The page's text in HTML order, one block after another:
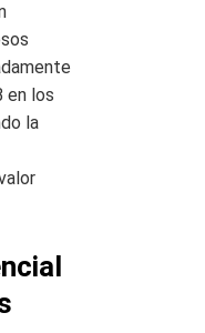
en los
la